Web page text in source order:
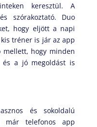
keresztül. A
szórakoztató. Duo
hogy eljött a napi
tréner is jár az app
mellett, hogy minden
és a jó megoldást is
és sokoldalú
már telefonos app